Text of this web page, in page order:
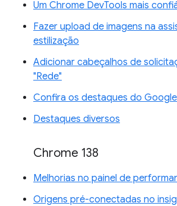
Um Chrome DevTools mais
Fazer upload de imagens na
estilização
Adicionar cabeçalhos de
"Rede"
Confira os destaques do
Destaques diversos
Chrome 138
Melhorias no painel de
Origens pré-conectadas no